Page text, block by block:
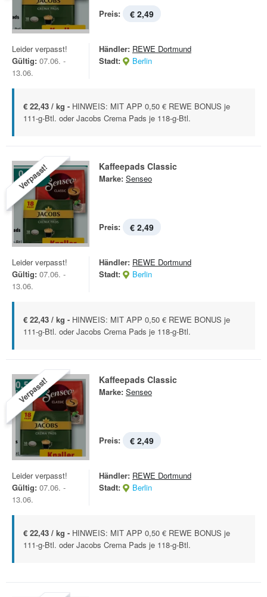
Preis: € 2,49
Leider verpasst!
Gültig: 07.06. -
13.06.
Händler: REWE Dortmund
Stadt:
Berlin
€ 22,43 / kg - HINWEIS: MIT APP 0,50 € REWE BONUS je
111-g-Btl. oder Jacobs Crema Pads je 118-g-Btl.
Verpasst! Kaffeepads Classic
Marke: Senseo
Preis: € 2,49
Leider verpasst!
Gültig: 07.06. -
13.06.
Händler: REWE Dortmund
Stadt:
Berlin
€ 22,43 / kg - HINWEIS: MIT APP 0,50 € REWE BONUS je
111-g-Btl. oder Jacobs Crema Pads je 118-g-Btl.
Verpasst! Kaffeepads Classic
Marke: Senseo
Preis: € 2,49
Leider verpasst!
Gültig: 07.06. -
13.06.
Händler: REWE Dortmund
Stadt:
Berlin
€ 22,43 / kg - HINWEIS: MIT APP 0,50 € REWE BONUS je
111-g-Btl. oder Jacobs Crema Pads je 118-g-Btl.